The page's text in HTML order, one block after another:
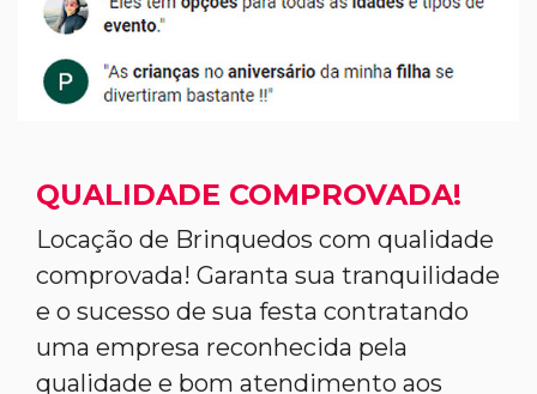
QUALIDADE COMPROVADA!
Locação de Brinquedos com qualidade
comprovada! Garanta sua tranquilidade
e o sucesso de sua festa contratando
uma empresa reconhecida pela
qualidade e bom atendimento aos